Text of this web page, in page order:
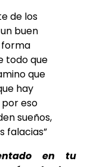
de los
buen
forma
todo que
que
hay
eso
sueños,
falacias”
en tu